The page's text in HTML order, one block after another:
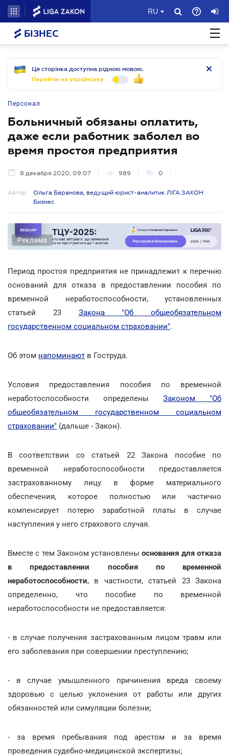
RU
БІЗНЕС
Ця сторінка доступна рідною мовою.
Перейти на українську
Персонал
Больничный обязаны оплатить,
даже если работник заболел во
время простоя предприятия
8 декабря 2020, 09:07 989 0
Автор:
Ольга Баранова, ведущий юрист-аналитик ЛІГА:ЗАКОН
Бизнес
Реклама
Период простоя предприятия не принадлежит к перечню
оснований для отказа в предоставлении пособия по
временной неработоспособности, установленных
статьей 23 Закона "Об общеобязательном
государственном социальном страховании".
Об этом напоминают в Гоструда.
Условия предоставления пособия по временной
неработоспособности определены Законом "Об
общеобязательном государственном социальном
страховании" (дальше - Закон).
В соответствии со статьей 22 Закона пособие по
временной неработоспособности предоставляется
застрахованному лицу в форме материального
обеспечения, которое полностью или частично
компенсирует потерю заработной платы в случае
наступления у него страхового случая.
Вместе с тем Законом установленыоснования для отказа
в предоставлении пособия по временной
неработоспособности, в частности, статьей 23 Закона
определенно, что пособие по временной
неработоспособности не предоставляется:
- в случае получения застрахованным лицом травм или
его заболевания при совершении преступлению;
- в случае умышленного причинения вреда своему
здоровью с целью уклонения от работы или других
обязанностей или симуляции болезни;
- за время пребывания под арестом и за время
проведения судебно-медицинской экспертизы;